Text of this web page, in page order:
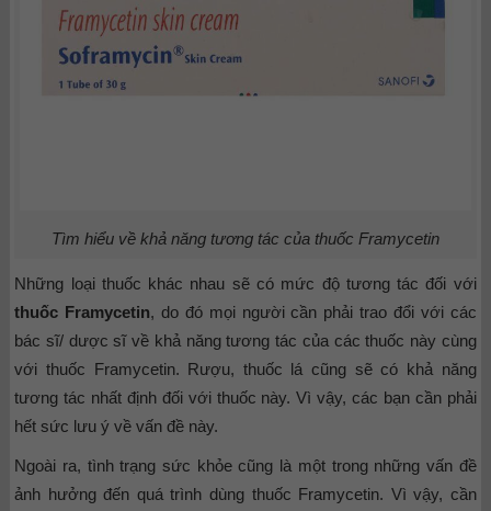
Tìm hiểu về khả năng tương tác của thuốc Framycetin
Những loại thuốc khác nhau sẽ có mức độ tương tác đối với
thuốc Framycetin, do đó mọi người cần phải trao đổi với các
bác sĩ/ dược sĩ về khả năng tương tác của các thuốc này cùng
với thuốc Framycetin. Rượu, thuốc lá cũng sẽ có khả năng
tương tác nhất định đối với thuốc này. Vì vậy, các bạn cần phải
hết sức lưu ý về vấn đề này.
Ngoài ra, tình trạng sức khỏe cũng là một trong những vấn đề
ảnh hưởng đến quá trình dùng thuốc Framycetin. Vì vậy, cần